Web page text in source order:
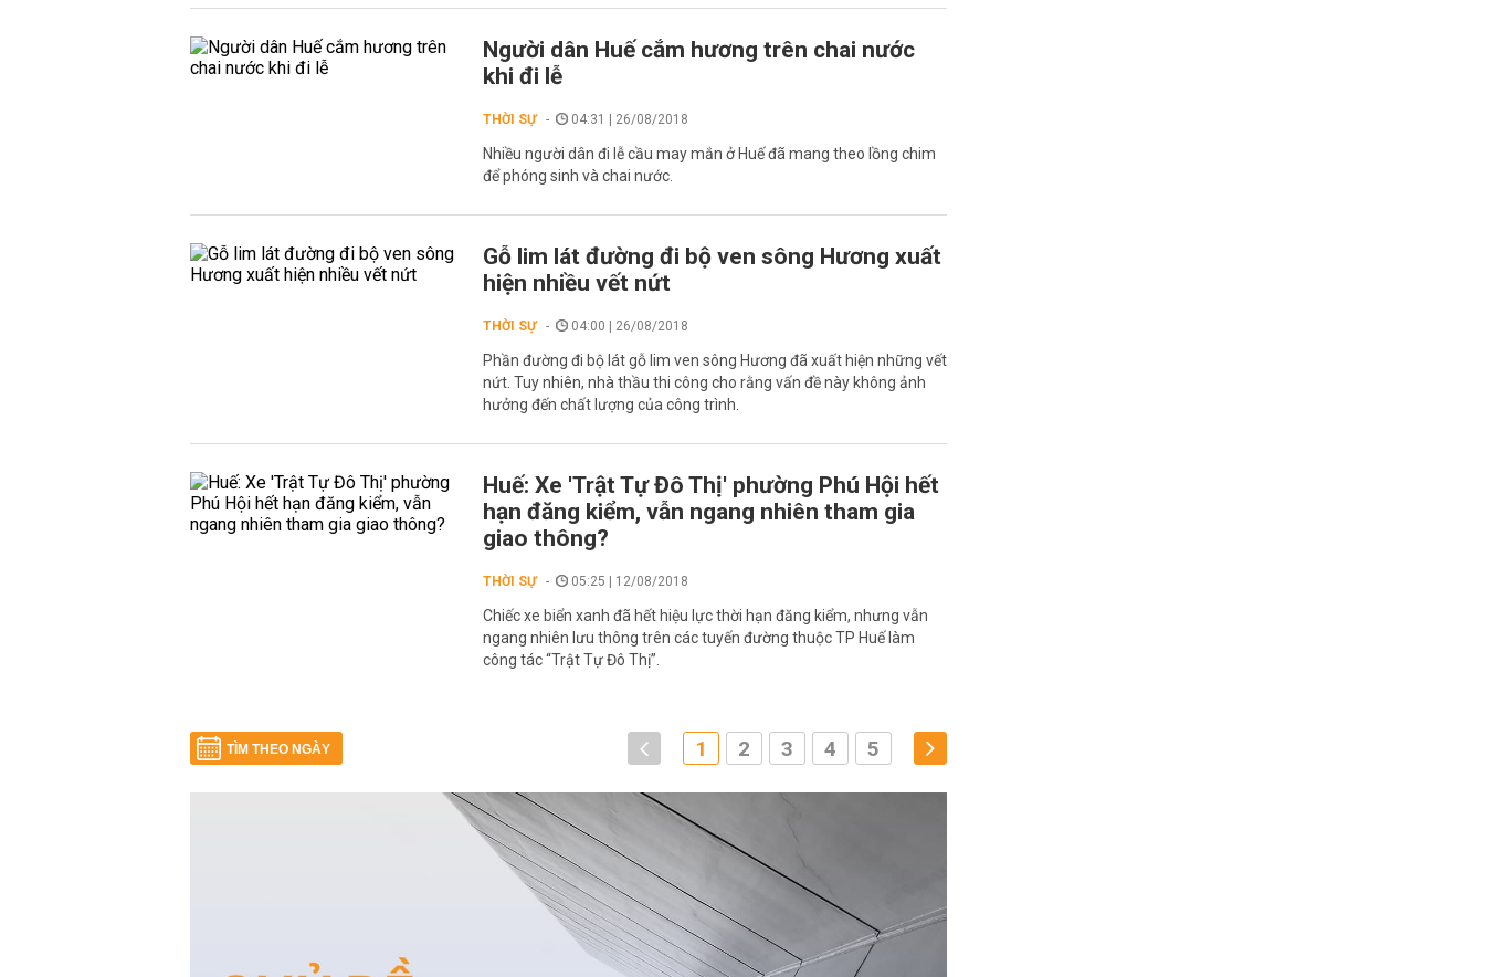
Người dân Huế cắm hương trên chai nước
khi đi lễ
THỜI SỰ 04:31 | 26/08/2018
Nhiều người dân đi lễ cầu may mắn ở Huế đã mang theo lồng chim
để phóng sinh và chai nước.
Gỗ lim lát đường đi bộ ven sông Hương xuất
hiện nhiều vết nứt
THỜI SỰ 04:00 | 26/08/2018
Phần đường đi bộ lát gỗ lim ven sông Hương đã xuất hiện những vết
nứt. Tuy nhiên, nhà thầu thi công cho rằng vấn đề này không ảnh
hưởng đến chất lượng của công trình.
Huế: Xe 'Trật Tự Đô Thị' phường Phú Hội hết
hạn đăng kiểm, vẫn ngang nhiên tham gia
giao thông?
THỜI SỰ 05:25 | 12/08/2018
Chiếc xe biển xanh đã hết hiệu lực thời hạn đăng kiểm, nhưng vẫn
ngang nhiên lưu thông trên các tuyến đường thuộc TP Huế làm
công tác “Trật Tự Đô Thị”.
TÌM THEO NGÀY 1 2 3 4 5